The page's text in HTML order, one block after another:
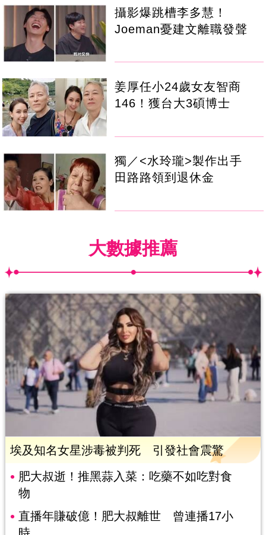
攝影爆跳槽李多慧！
Joeman憂建文離職發聲
姜厚任小24歲女友智商
146！獲台大3碩博士
獨／<水玲瓏>製作出手
田路路領到退休金
大數據推薦
埃及知名女星涉毒被判死 引發社會震驚
肥大叔逝！推黑蒜入菜：吃藥不如吃對食
物
直播年賺破億！肥大叔離世 曾連播17小